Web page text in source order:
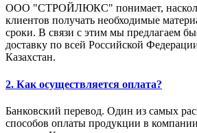
ООО "СТРОЙЛЮКС" понимает,
клиентов получать необходимые
сроки. В связи с этим мы предлагаем
доставку по всей Российской
Казахстан.
2. Как осуществляется оплата?
Банковский перевод. Один из самых
способов оплаты продукции в